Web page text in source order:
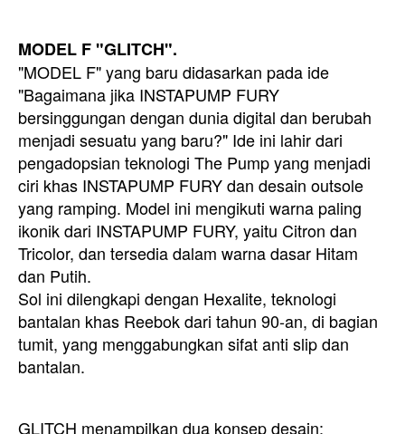
MODEL F "GLITCH".
"MODEL F" yang baru didasarkan pada ide
"Bagaimana jika INSTAPUMP FURY
bersinggungan dengan dunia digital dan berubah
menjadi sesuatu yang baru?" Ide ini lahir dari
pengadopsian teknologi The Pump yang menjadi
ciri khas INSTAPUMP FURY dan desain outsole
yang ramping. Model ini mengikuti warna paling
ikonik dari INSTAPUMP FURY, yaitu Citron dan
Tricolor, dan tersedia dalam warna dasar Hitam
dan Putih.
Sol ini dilengkapi dengan Hexalite, teknologi
bantalan khas Reebok dari tahun 90-an, di bagian
tumit, yang menggabungkan sifat anti slip dan
bantalan.
GLITCH menampilkan dua konsep desain: